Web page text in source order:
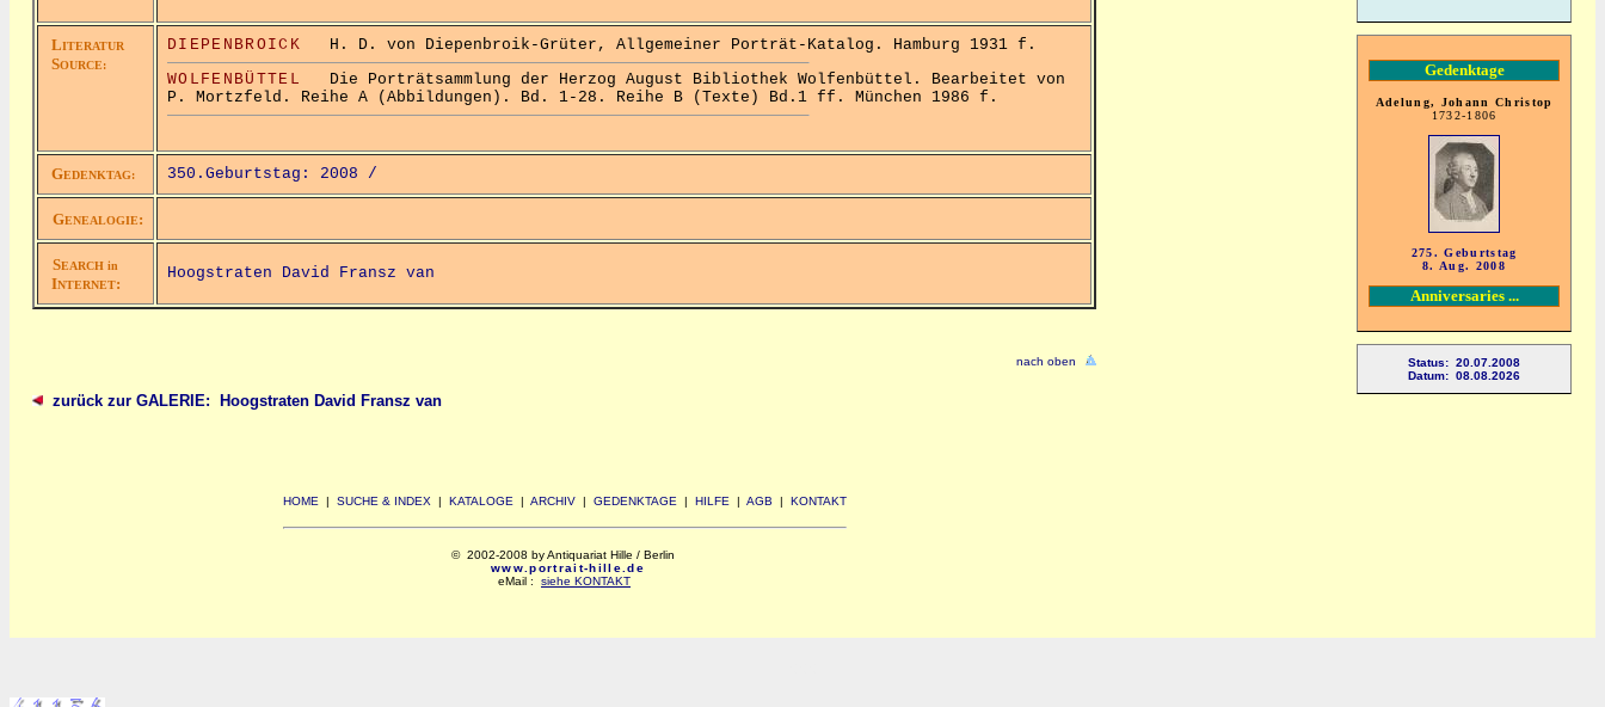
Gedenktage
Adelung, Johann Christop
1732-1806
275. Geburtstag
8. Aug. 2008
Anniversaries ...
Status: 20.07.2008
Datum: 08.08.2026
LITERATUR
SOURCE:
DIEPENBROICK H. D. von Diepenbroik-Grüter, Allgemeiner Porträt-Katalog. Hamburg 1931 f.
WOLFENBÜTTEL
Die Porträtsammlung der Herzog August Bibliothek Wolfenbüttel. Bearbeitet von
P. Mortzfeld. Reihe A (Abbildungen). Bd. 1-28. Reihe B (Texte) Bd.1 ff. München 1986 f.
GEDENKTAG: 350.Geburtstag: 2008 /
GENEALOGIE:
SEARCH in
INTERNET:
Hoogstraten David Fransz van
nach oben
zurück zur GALERIE: Hoogstraten David Fransz van
HOME | SUCHE & INDEX | KATALOGE | ARCHIV| GEDENKTAGE | HILFE | AGB | KONTAKT
© 2002-2008 by Antiquariat Hille / Berlin
www.portrait-hille.de
eMail : siehe KONTAKT